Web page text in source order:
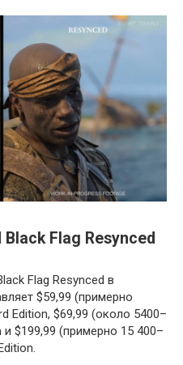
Black Flag Resynced
Flag Resynced в
$59,99 (примерно
Edition, $69,99 (около 5400–
и $199,99 (примерно 15 400–